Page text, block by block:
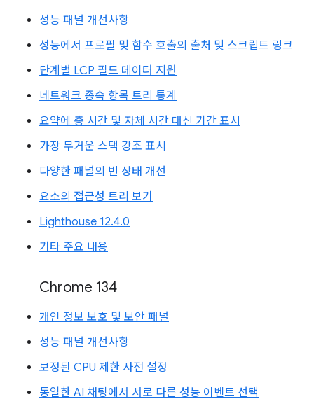
성능 패널 개선사항
성능에서 프로필 및 함수 호출의 출처 및 스크립트 링크
단계별 LCP 필드 데이터 지원
네트워크 종속 항목 트리 통계
요약에 총 시간 및 자체 시간 대신 기간 표시
가장 무거운 스택 강조 표시
다양한 패널의 빈 상태 개선
요소의 접근성 트리 보기
Lighthouse 12.4.0
기타 주요 내용
Chrome 134
개인 정보 보호 및 보안 패널
성능 패널 개선사항
보정된 CPU 제한 사전 설정
동일한 AI 채팅에서 서로 다른 성능 이벤트 선택